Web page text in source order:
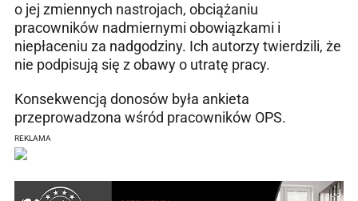
o jej zmiennych nastrojach, obciążaniu
pracowników nadmiernymi obowiązkami i
niepłaceniu za nadgodziny. Ich autorzy twierdzili, że
nie podpisują się z obawy o utratę pracy.
Konsekwencją donosów była ankieta
przeprowadzona wśród pracowników OPS.
REKLAMA